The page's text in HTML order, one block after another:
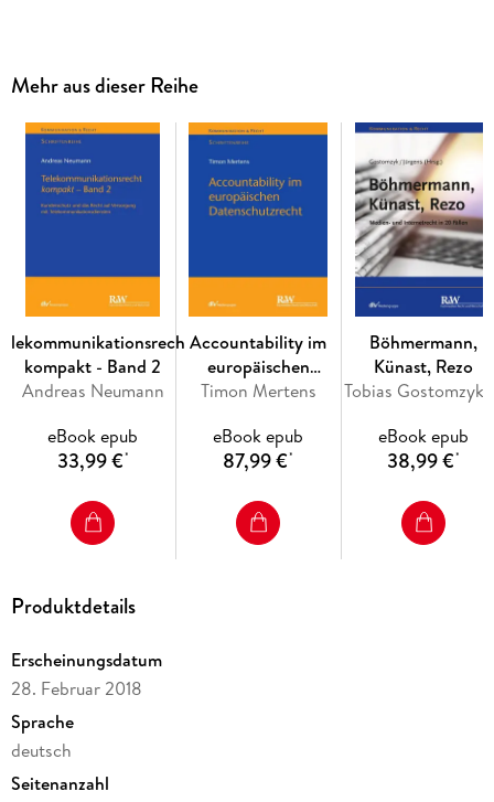
Gesetzgeber durch das neue BDSG Gebrauch machen, das
zusammen mit der DSGVO ab Mai 2018 anwendbar sein soll.
Dieser Praxiskommentar richtet sich an nichtöffentliche
Stellen, insbesondere Unternehmen und privatwirtschaftlich
Datenschutzverantwortliche. Er bietet einen Überblick über
die für sie relevanten Bestimmungen des neuen BDSG. Hierzu
gehören insbesondere: räumlicher und sachlicher
Anwendungsbereich, Videoüberwachung, Verarbeitung
besonderer Kategorien personenbezogener Daten, Vorgaben
Beschäftigten-Datenschutz und Beschränkungen der
Betroffenenrechte. Die Kommentierung orientiert sich an der
Mehr aus dieser Reihe
kompakt - Band 2
Andreas Neumann
eBook epub
33,99 €*
Accountability im
europäischen
Datenschutzrecht
Timon Mertens
eBook epub
87,99 €*
Böhmermann,
Künast, Rezo
eBook epub
38,99 €*
Produktdetails
Erscheinungsdatum
28. Februar 2018
Sprache
deutsch
Seitenanzahl